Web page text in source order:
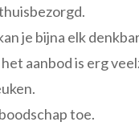
je bijna elk
aanbod is erg
toe.